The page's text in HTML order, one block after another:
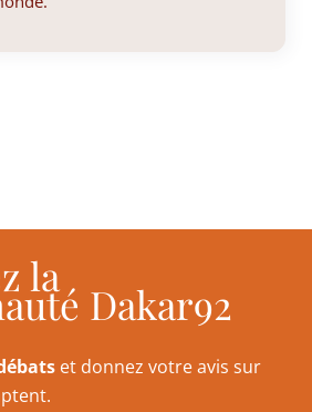
la
Dakar92
et donnez votre avis sur